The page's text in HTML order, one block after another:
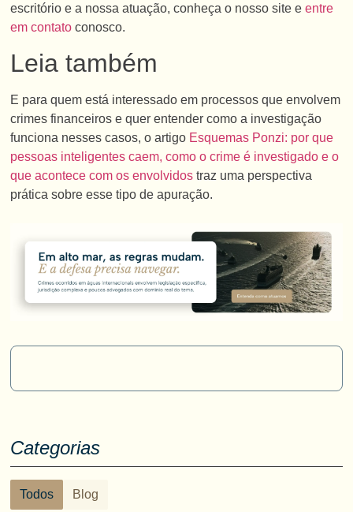
escritório e a nossa atuação, conheça o nosso site e entre
em contato conosco.
Leia também
E para quem está interessado em processos que envolvem
crimes financeiros e quer entender como a investigação
funciona nesses casos, o artigo Esquemas Ponzi: por que
pessoas inteligentes caem, como o crime é investigado e o
que acontece com os envolvidos traz uma perspectiva
prática sobre esse tipo de apuração.
Categorias
Blog
Todos